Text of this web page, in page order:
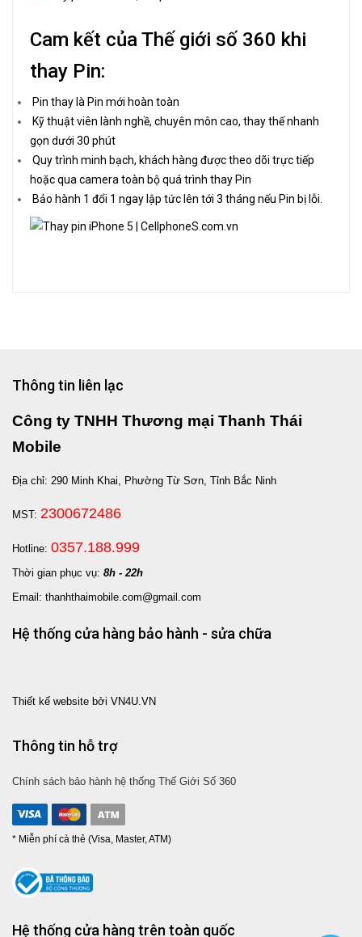
Cam kết của Thế giới số 360 khi
thay Pin:
Pin thay là Pin mới hoàn toàn
Kỹ thuật viên lành nghề, chuyên môn cao, thay thế nhanh
gọn dưới 30 phút
Quy trình minh bạch, khách hàng được theo dõi trực tiếp
hoặc qua camera toàn bộ quá trình thay Pin
Bảo hành 1 đổi 1 ngay lập tức lên tới 3 tháng nếu Pin bị lỗi.
Thông tin liên lạc
Công ty TNHH Thương mại Thanh Thái
Mobile
Địa chỉ: 290 Minh Khai, Phường Từ Sơn, Tỉnh Bắc Ninh
MST: 2300672486
Hotline: 0357.188.999
Thời gian phục vụ: 8h - 22h
Email: thanhthaimobile.com@gmail.com
Hệ thống cửa hàng bảo hành - sửa chữa
Thiết kế website bởi VN4U.VN
Thông tin hỗ trợ
Chính sách bảo hành hệ thống Thế Giới Số 360
* Miễn phí cà thẻ (Visa, Master, ATM)
Hệ thống cửa hàng trên toàn quốc